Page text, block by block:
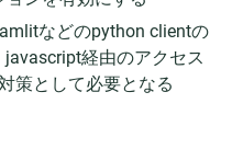
などのpython clientの
経由のアクセス
策として必要となる